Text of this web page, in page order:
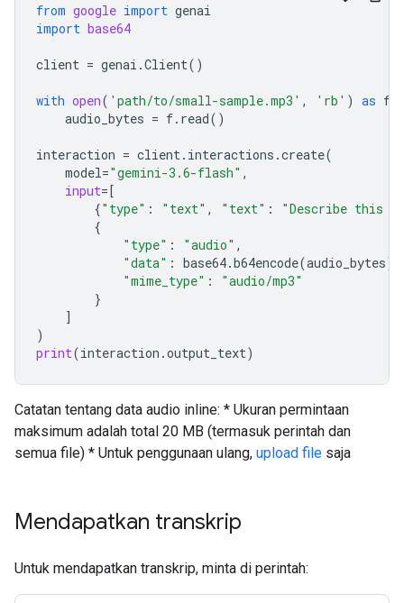
from google import genai
import base64
client = genai .Client()
with open( 'path/to/small-sample.mp3' , 'rb' ) as f
audio_bytes = f. read()
interaction = client . interactions .create(
model="gemini-3.6-flash" ,
input=[
{"type" : "text" , "text" :
"Describe this
{
"type" : "audio" ,
"data" : base64.b64encode(audio_bytes)
"mime_type" :
"audio/mp3"
}
]
)
print(interaction .output_text)
Catatan tentang data audio inline: * Ukuran permintaan
maksimum adalah total 20 MB (termasuk perintah dan
semua file) * Untuk penggunaan ulang, upload file saja
Mendapatkan transkrip
Untuk mendapatkan transkrip, minta di perintah: